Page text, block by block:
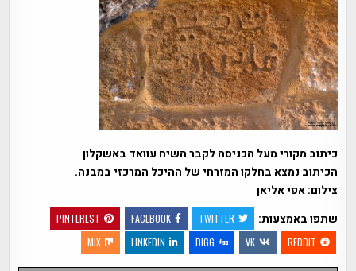
כיתוב מקורי מעל הכניסה לקבר השיח עוואד באשקלון
הכיתוב נמצא בחלקו המזרחי של ההיכל המרכזי במבנה.
צילום: אפי אליאן
שתפו באמצעות:
TWITTER
FACEBOOK
PINTEREST
REDDIT
VK
DIGG
LINKEDIN
MIX